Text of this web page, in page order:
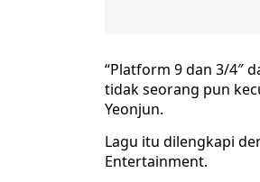
“Platform 9 dan 3/4″
tidak seorang pun
Yeonjun.
Lagu itu dilengkapi
Entertainment.